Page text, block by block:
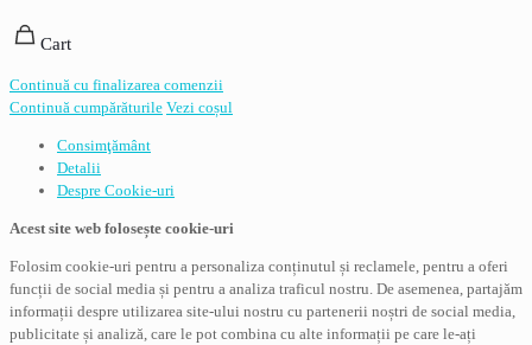
Cart
Continuă cu finalizarea comenzii
Continuă cumpărăturile Vezi coșul
Consimţământ
Detalii
Despre Cookie-uri
Acest site web folosește cookie-uri
Folosim cookie-uri pentru a personaliza conținutul și reclamele, pentru a oferi
funcții de social media și pentru a analiza traficul nostru. De asemenea, partajăm
informații despre utilizarea site-ului nostru cu partenerii noștri de social media,
publicitate și analiză, care le pot combina cu alte informații pe care le-ați